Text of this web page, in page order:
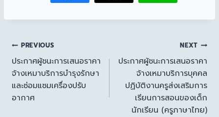
PREVIOUS
ประกาศผู้ชนะการเสนอราคา
จ้างเหมาบริการบำรุงรักษา
และซ่อมแซมเครื่องปรับ
อากาศ
NEXT
ประกาศผู้ชนะการเสนอราคา
จ้างเหมาบริการบุคคล
ปฏิบัติงานครูส่งเสริมการ
เรียนการสอนของเด็ก
นักเรียน (ครูภาษาไทย)